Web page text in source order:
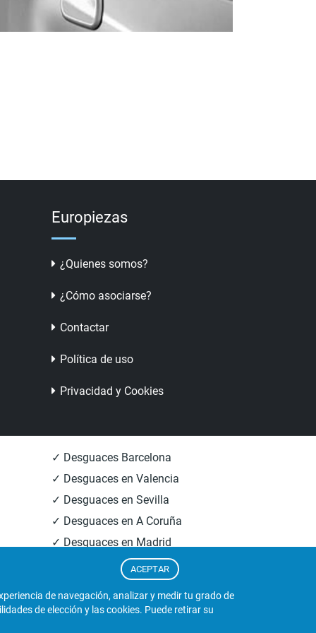
Europiezas
¿Quienes somos?
¿Cómo asociarse?
Contactar
Política de uso
Privacidad y Cookies
✓ Desguaces Barcelona
✓ Desguaces en Valencia
✓ Desguaces en Sevilla
✓ Desguaces en A Coruña
✓ Desguaces en Madrid
✓ Informacion Desguaces
ACEPTAR
de navegación, analizar y medir tu grado de
de elección y las cookies. Puede retirar su